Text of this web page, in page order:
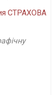
СТРАХОВА